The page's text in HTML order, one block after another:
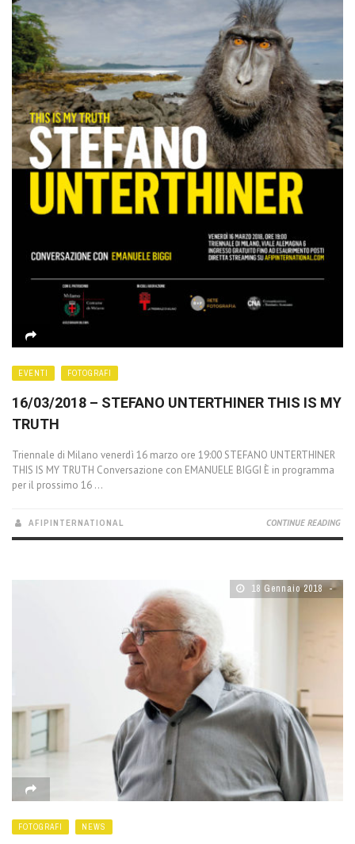
EVENTI FOTOGRAFI
16/03/2018 – STEFANO UNTERTHINER THIS IS MY
TRUTH
Triennale di Milano venerdì 16 marzo ore 19:00 STEFANO UNTERTHINER
THIS IS MY TRUTH Conversazione con EMANUELE BIGGI È in programma
per il prossimo 16 ...
AFIPINTERNATIONAL CONTINUE READING
18 Gennaio 2018
FOTOGRAFI NEWS